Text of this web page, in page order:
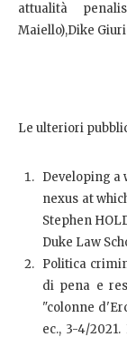
attualità
Maiello),Dike
Le ulteriori
Developing a
nexus at
Stephen
Duke Law
Politica
di pena e
"colonne
ec., 3-4/